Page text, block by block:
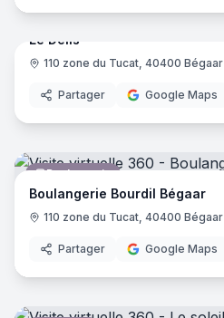
Restauration rapide
Le Delis
110 zone du Tucat, 40400 Bégaar
Partager Google Maps
Boulangerie
Boulangerie Bourdil Bégaar
110 zone du Tucat, 40400 Bégaar
Partager Google Maps